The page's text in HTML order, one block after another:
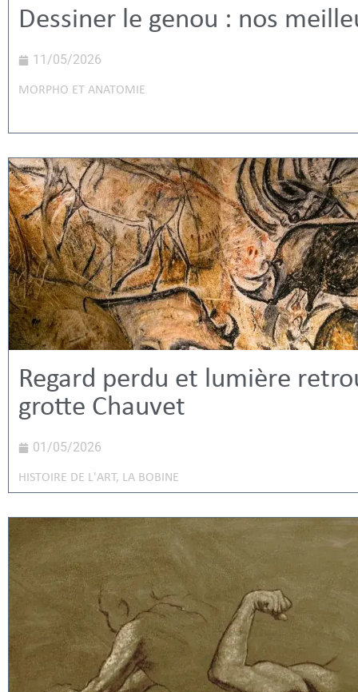
Dessiner le genou : nos
11/05/2026
MORPHO ET ANATOMIE
Regard perdu et lumière
grotte Chauvet
01/05/2026
HISTOIRE DE L'ART, LA BOBINE